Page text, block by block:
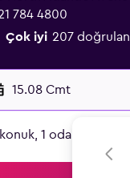
784 4800
Çok iyi 207
15.08 Cmt
1 oda